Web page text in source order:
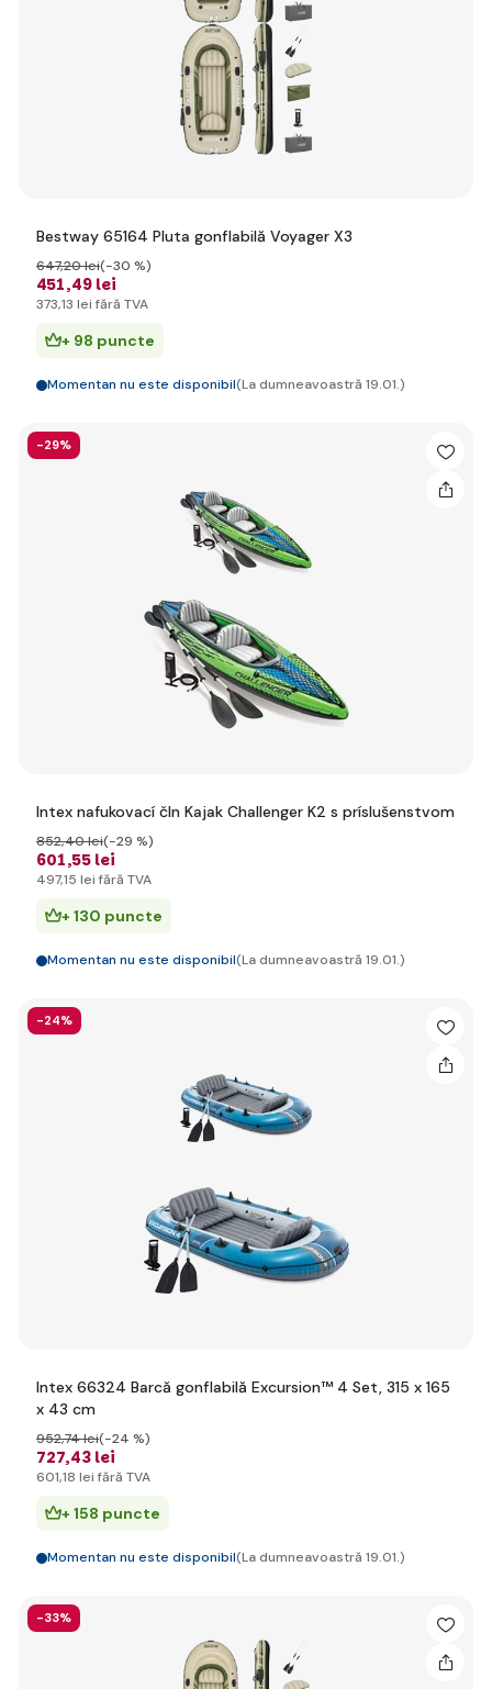
Bestway 65164 Pluta gonflabilă Voyager X3
451,49 lei
647,20 lei(-30 %)
373,13 lei fără TVA
+ 98 puncte
Momentan nu este disponibil(La dumneavoastră 19.01.)
-29%
Intex nafukovací čln Kajak Challenger K2 s príslušenstvom
601,55 lei
852,40 lei(-29 %)
497,15 lei fără TVA
+ 130 puncte
Momentan nu este disponibil(La dumneavoastră 19.01.)
-24%
Intex 66324 Barcă gonflabilă Excursion™ 4 Set, 315 x 165
x 43 cm
727,43 lei
952,74 lei(-24 %)
601,18 lei fără TVA
+ 158 puncte
Momentan nu este disponibil(La dumneavoastră 19.01.)
-33%